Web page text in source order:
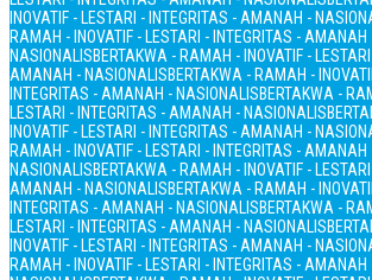
INOVATIF - LESTARI - INTEGRITAS - AMANAH -
RAMAH - INOVATIF - LESTARI - INTEGRITAS - AMANAH
NASIONALISBERTAKWA - RAMAH - INOVATIF -
AMANAH - NASIONALISBERTAKWA - RAMAH -
INTEGRITAS - AMANAH - NASIONALISBERTAKWA -
LESTARI - INTEGRITAS - AMANAH - NASIONALIS
INOVATIF - LESTARI - INTEGRITAS - AMANAH -
RAMAH - INOVATIF - LESTARI - INTEGRITAS - AMANAH
NASIONALISBERTAKWA - RAMAH - INOVATIF -
AMANAH - NASIONALISBERTAKWA - RAMAH -
INTEGRITAS - AMANAH - NASIONALISBERTAKWA -
LESTARI - INTEGRITAS - AMANAH - NASIONALIS
INOVATIF - LESTARI - INTEGRITAS - AMANAH -
RAMAH - INOVATIF - LESTARI - INTEGRITAS - AMANAH